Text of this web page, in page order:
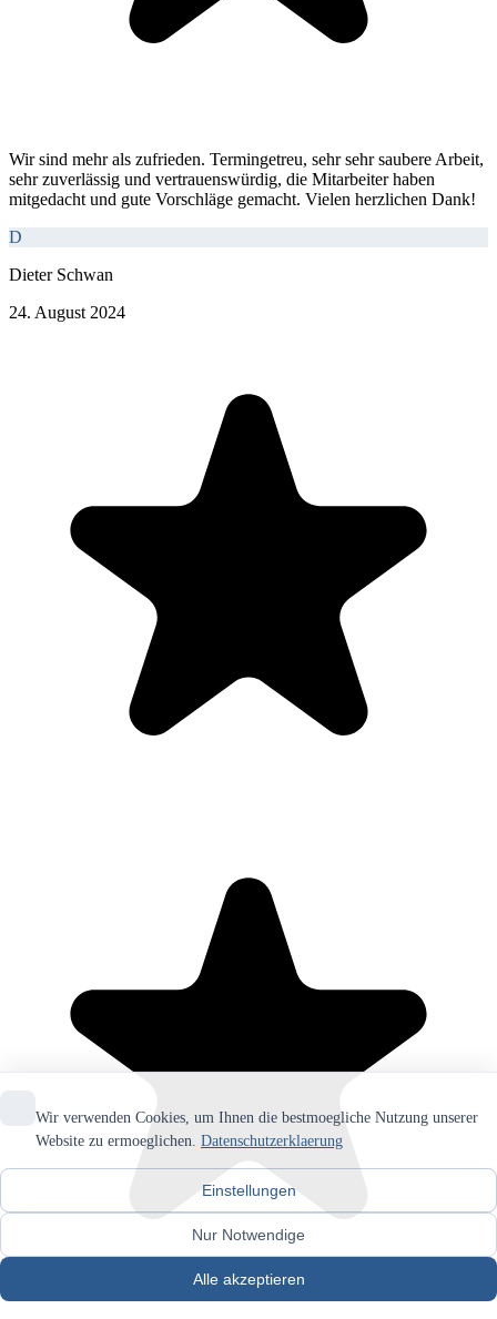
Wir sind mehr als zufrieden. Termingetreu, sehr sehr saubere Arbeit,
sehr zuverlässig und vertrauenswürdig, die Mitarbeiter haben
mitgedacht und gute Vorschläge gemacht. Vielen herzlichen Dank!
D
Dieter Schwan
24. August 2024
Wir verwenden Cookies, um Ihnen die bestmoegliche Nutzung unserer
Website zu ermoeglichen. Datenschutzerklaerung
Einstellungen
Nur Notwendige
Alle akzeptieren